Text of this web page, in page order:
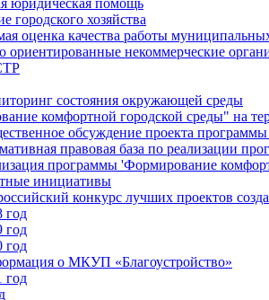
городского хозяйства
оценка качества работы
ориентированные некоммерческие
состояния окружающей среды
комфортной городской среды" на
обсуждение проекта
правовая база по реализации
программы 'Формирование
инициативы
конкурс лучших проектов
год
год
год
о МКУП «Благоустройство»
год